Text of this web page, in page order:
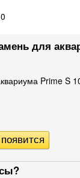
0
для
Prime S